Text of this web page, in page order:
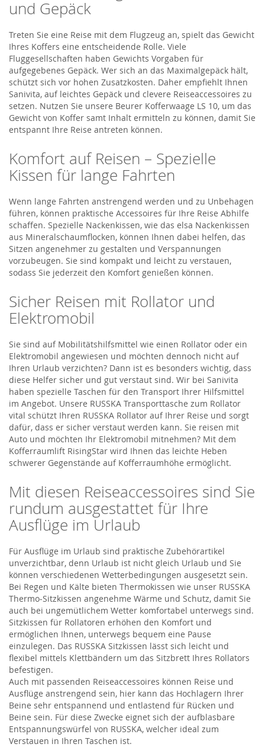
und Gepäck
Treten Sie eine Reise mit dem Flugzeug an, spielt das Gewicht
Ihres Koffers eine entscheidende Rolle. Viele
Fluggesellschaften haben Gewichts Vorgaben für
aufgegebenes Gepäck. Wer sich an das Maximalgepäck hält,
schützt sich vor hohen Zusatzkosten. Daher empfiehlt Ihnen
Sanivita, auf leichtes Gepäck und clevere Reiseaccessoires zu
setzen. Nutzen Sie unsere Beurer Kofferwaage LS 10, um das
Gewicht von Koffer samt Inhalt ermitteln zu können, damit Sie
entspannt Ihre Reise antreten können.
Komfort auf Reisen – Spezielle
Kissen für lange Fahrten
Wenn lange Fahrten anstrengend werden und zu Unbehagen
führen, können praktische Accessoires für Ihre Reise Abhilfe
schaffen. Spezielle Nackenkissen, wie das elsa Nackenkissen
aus Mineralschaumflocken, können Ihnen dabei helfen, das
Sitzen angenehmer zu gestalten und Verspannungen
vorzubeugen. Sie sind kompakt und leicht zu verstauen,
sodass Sie jederzeit den Komfort genießen können.
Sicher Reisen mit Rollator und
Elektromobil
Sie sind auf Mobilitätshilfsmittel wie einen Rollator oder ein
Elektromobil angewiesen und möchten dennoch nicht auf
Ihren Urlaub verzichten? Dann ist es besonders wichtig, dass
diese Helfer sicher und gut verstaut sind. Wir bei Sanivita
haben spezielle Taschen für den Transport Ihrer Hilfsmittel
im Angebot. Unsere RUSSKA Transporttasche zum Rollator
vital schützt Ihren RUSSKA Rollator auf Ihrer Reise und sorgt
dafür, dass er sicher verstaut werden kann. Sie reisen mit
Auto und möchten Ihr Elektromobil mitnehmen? Mit dem
Kofferraumlift RisingStar wird Ihnen das leichte Heben
schwerer Gegenstände auf Kofferraumhöhe ermöglicht.
Mit diesen Reiseaccessoires sind Sie
rundum ausgestattet für Ihre
Ausflüge im Urlaub
Für Ausflüge im Urlaub sind praktische Zubehörartikel
unverzichtbar, denn Urlaub ist nicht gleich Urlaub und Sie
können verschiedenen Wetterbedingungen ausgesetzt sein.
Bei Regen und Kälte bieten Thermokissen wie unser RUSSKA
Thermo-Sitzkissen angenehme Wärme und Schutz, damit Sie
auch bei ungemütlichem Wetter komfortabel unterwegs sind.
Sitzkissen für Rollatoren erhöhen den Komfort und
ermöglichen Ihnen, unterwegs bequem eine Pause
einzulegen. Das RUSSKA Sitzkissen lässt sich leicht und
flexibel mittels Klettbändern um das Sitzbrett Ihres Rollators
befestigen.
Auch mit passenden Reiseaccessoires können Reise und
Ausflüge anstrengend sein, hier kann das Hochlagern Ihrer
Beine sehr entspannend und entlastend für Rücken und
Beine sein. Für diese Zwecke eignet sich der aufblasbare
Entspannungswürfel von RUSSKA, welcher ideal zum
Verstauen in Ihren Taschen ist.